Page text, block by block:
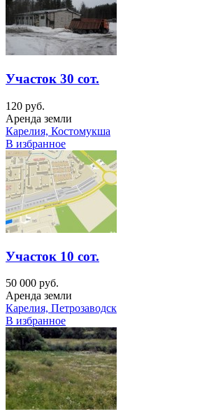
Участок 30 сот.
120 руб.
Аренда земли
Карелия, Костомукша
В избранное
Участок 10 сот.
50 000 руб.
Аренда земли
Карелия, Петрозаводск
В избранное